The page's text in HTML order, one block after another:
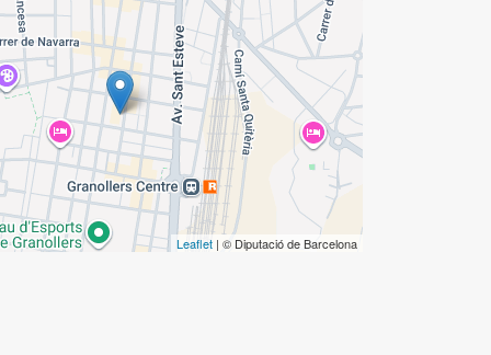
Leaflet| © Diputació de Barcelona